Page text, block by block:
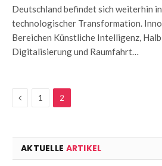
Deutschland befindet sich weiterhin
technologischer Transformation.
Bereichen Künstliche Intelligenz,
Digitalisierung und Raumfahrt…
Previous
1 2
AKTUELLE ARTIKEL